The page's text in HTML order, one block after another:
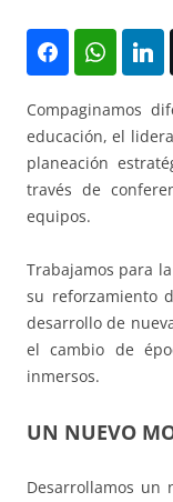
Compaginamos
educación, el
planeación
través de
equipos.
Trabajamos para
su reforzamiento
desarrollo de
el cambio de
inmersos.
UN NUEVO
Desarrollamos un